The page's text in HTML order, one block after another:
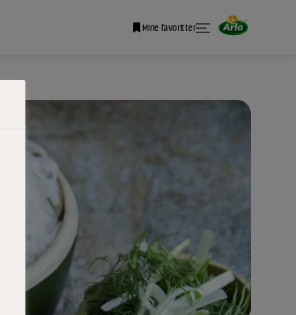
Mine favoritter